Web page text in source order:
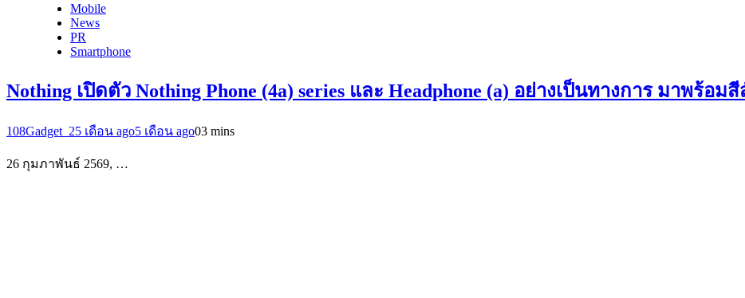
Mobile
News
PR
Smartphone
Nothing เปิดตัว Nothing Phone (4a) series และ Headphone (a) อย่างเป็นทางการ มาพร้
108Gadget_25 เดือน ago5 เดือน ago03 mins
26 กุมภาพันธ์ 2569, …